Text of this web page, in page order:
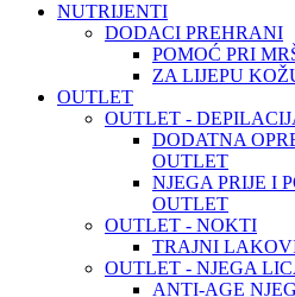
NUTRIJENTI
DODACI PREHRANI
POMOĆ PRI
ZA LIJEPU
OUTLET
OUTLET -
DODATNA
OUTLET
NJEGA PRIJE I
OUTLET
OUTLET - NOKTI
TRAJNI
OUTLET - NJEGA
ANTI-AGE